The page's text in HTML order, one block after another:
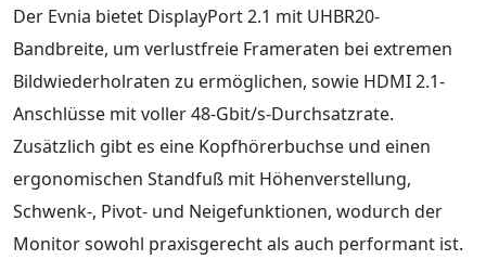
Der Evnia bietet DisplayPort 2.1 mit UHBR20-
Bandbreite, um verlustfreie Frameraten bei extremen
Bildwiederholraten zu ermöglichen, sowie HDMI 2.1-
Anschlüsse mit voller 48-Gbit/s-Durchsatzrate.
Zusätzlich gibt es eine Kopfhörerbuchse und einen
ergonomischen Standfuß mit Höhenverstellung,
Schwenk-, Pivot- und Neigefunktionen, wodurch der
Monitor sowohl praxisgerecht als auch performant ist.